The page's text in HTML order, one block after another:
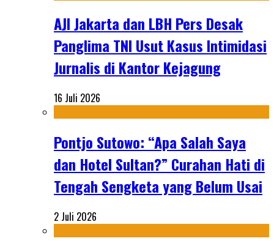
AJI Jakarta dan LBH Pers Desak
Panglima TNI Usut Kasus Intimidasi
Jurnalis di Kantor Kejagung
16 Juli 2026
Pontjo Sutowo: “Apa Salah Saya
dan Hotel Sultan?” Curahan Hati di
Tengah Sengketa yang Belum Usai
2 Juli 2026